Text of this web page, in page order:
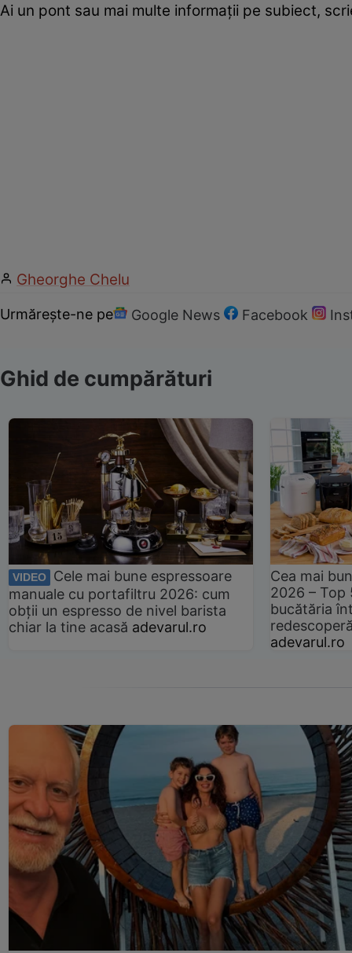
Ai un pont sau mai multe informații pe subiect,
Gheorghe Chelu
Urmărește-ne pe Google News Facebook
Ghid de cumpărături
VIDEO
Cele mai bune espressoare
manuale cu portafiltru 2026: cum
obții un espresso de nivel barista
chiar la tine acasă adevarul.ro
Cea mai
2026 –
bucătăria
adevarul.ro